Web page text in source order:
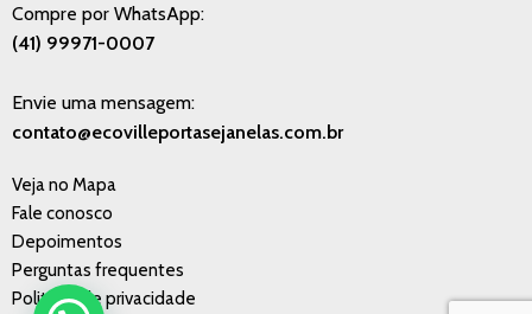
Compre por WhatsApp:
(41) 99971-0007
Envie uma mensagem:
contato@ecovilleportasejanelas.com.br
Veja no Mapa
Fale conosco
Depoimentos
Perguntas frequentes
Politícas de privacidade